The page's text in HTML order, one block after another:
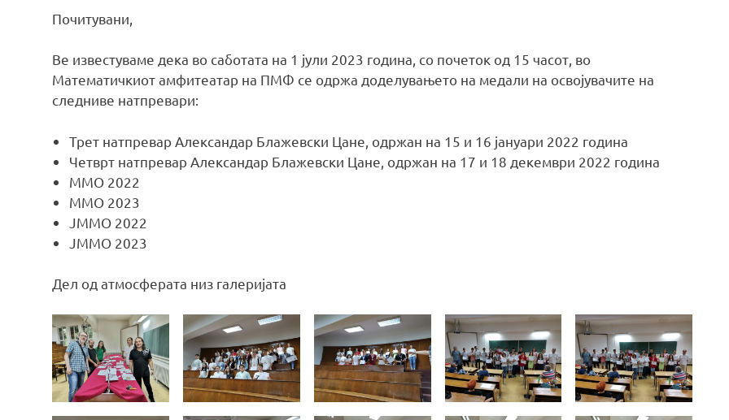
Почитувани,
Ве известуваме дека во саботата на 1 јули 2023 година, со почеток од 15 часот, во
Математичкиот амфитеатар на ПМФ се одржа доделувањето на медали на освојувачите на
следниве натпревари:
Трет натпревар Александар Блажевски Цане, одржан на 15 и 16 јануари 2022 година
Четврт натпревар Александар Блажевски Цане, одржан на 17 и 18 декември 2022 година
ММО 2022
ММО 2023
ЈММО 2022
ЈММО 2023
Дел од атмосферата низ галеријата